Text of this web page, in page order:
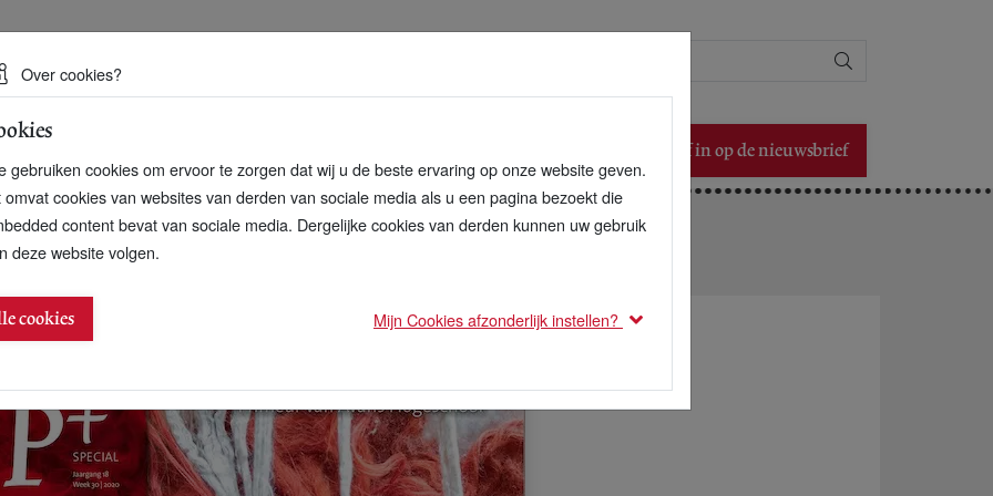
duurzame toekomst
Schrijf in op de nieuwsbrief
boekhouding aan
Over cookies?
gebruiken cookies om ervoor te zorgen dat wij u de beste ervaring op onze website geven.
omvat cookies van websites van derden van sociale media als u een pagina bezoekt die
content bevat van sociale media. Dergelijke cookies van derden kunnen uw gebruik
deze website volgen.
cookies Mijn Cookies afzonderlijk instellen?